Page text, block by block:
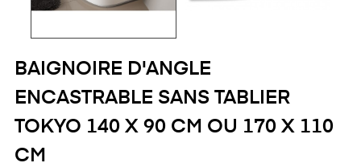
BAIGNOIRE D'ANGLE
ENCASTRABLE SANS TABLIER
TOKYO 140 X 90 CM OU 170 X 110
CM